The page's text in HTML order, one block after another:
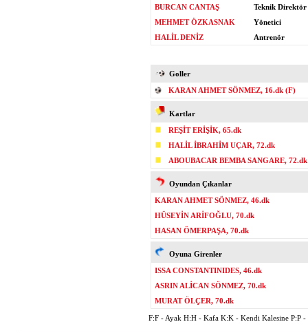
BURCAN CANTAŞ
Teknik Direktör
MEHMET ÖZKASNAK
Yönetici
HALİL DENİZ
Antrenör
Goller
KARAN AHMET SÖNMEZ, 16.dk (F)
Kartlar
REŞİT ERİŞİK, 65.dk
HALİL İBRAHİM UÇAR, 72.dk
ABOUBACAR BEMBA SANGARE, 72.dk
Oyundan Çıkanlar
KARAN AHMET SÖNMEZ, 46.dk
HÜSEYİN ARİFOĞLU, 70.dk
HASAN ÖMERPAŞA, 70.dk
Oyuna Girenler
ISSA CONSTANTINIDES, 46.dk
ASRIN ALİCAN SÖNMEZ, 70.dk
MURAT ÖLÇER, 70.dk
F:F - Ayak H:H - Kafa K:K - Kendi Kalesine P:P -